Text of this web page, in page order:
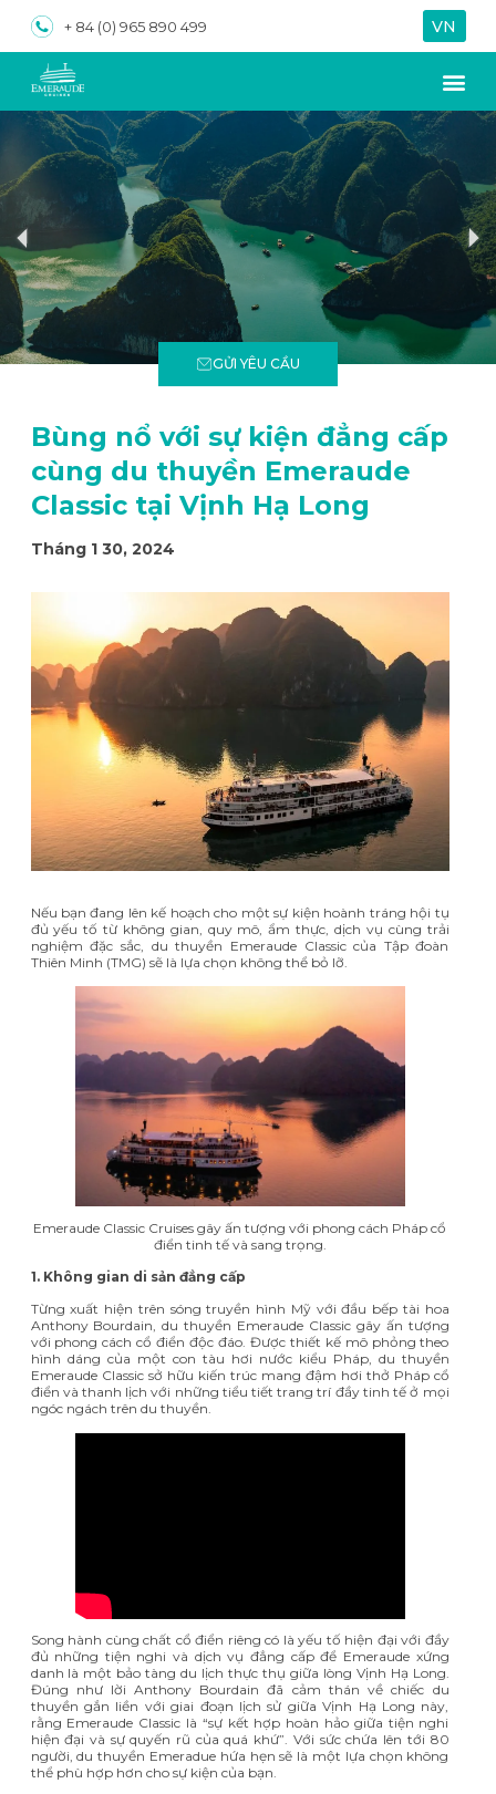
+ 84 (0) 965 890 499 VN
EN
GỬI YÊU CẦU
Bùng nổ với sự kiện đẳng cấp
cùng du thuyền Emeraude
Classic tại Vịnh Hạ Long
Tháng 1 30, 2024
Nếu bạn đang lên kế hoạch cho một sự kiện hoành tráng hội tụ
đủ yếu tố từ không gian, quy mô, ẩm thực, dịch vụ cùng trải
nghiệm đặc sắc, du thuyền Emeraude Classic của Tập đoàn
Thiên Minh (TMG) sẽ là lựa chọn không thể bỏ lỡ.
Emeraude Classic Cruises gây ấn tượng với phong cách Pháp cổ
điển tinh tế và sang trọng.
1. Không gian di sản đẳng cấp
Từng xuất hiện trên sóng truyền hình Mỹ với đầu bếp tài hoa
Anthony Bourdain, du thuyền Emeraude Classic gây ấn tượng
với phong cách cổ điển độc đáo. Được thiết kế mô phỏng theo
hình dáng của một con tàu hơi nước kiểu Pháp, du thuyền
Emeraude Classic sở hữu kiến trúc mang đậm hơi thở Pháp cổ
điển và thanh lịch với những tiểu tiết trang trí đầy tinh tế ở mọi
ngóc ngách trên du thuyền.
Song hành cùng chất cổ điển riêng có là yếu tố hiện đại với đầy
đủ những tiện nghi và dịch vụ đẳng cấp để Emeraude xứng
danh là một bảo tàng du lịch thực thụ giữa lòng Vịnh Hạ Long.
Đúng như lời Anthony Bourdain đã cảm thán về chiếc du
thuyền gắn liền với giai đoạn lịch sử giữa Vịnh Hạ Long này,
rằng Emeraude Classic là “sự kết hợp hoàn hảo giữa tiện nghi
hiện đại và sự quyến rũ của quá khứ”. Với sức chứa lên tới 80
người, du thuyền Emeradue hứa hẹn sẽ là một lựa chọn không
thể phù hợp hơn cho sự kiện của bạn.